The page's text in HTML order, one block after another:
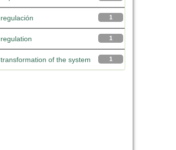
1
regulación
1
regulation
1
transformation of the system